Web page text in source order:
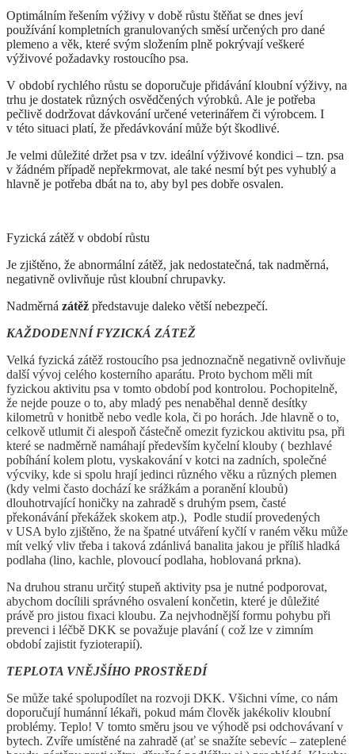
Optimálním řešením výživy v době růstu štěňat se dnes jeví
používání kompletních granulovaných směsí určených pro dané
plemeno a věk, které svým složením plně pokrývají veškeré
výživové požadavky rostoucího psa.
V období rychlého růstu se doporučuje přidávání kloubní výživy, na
trhu je dostatek různých osvědčených výrobků. Ale je potřeba
pečlivě dodržovat dávkování určené veterinářem či výrobcem. I
v této situaci platí, že předávkování může být škodlivé.
Je velmi důležité držet psa v tzv. ideální výživové kondici – tzn. psa
v žádném případě nepřekrmovat, ale také nesmí být pes vyhublý a
hlavně je potřeba dbát na to, aby byl pes dobře osvalen.
Fyzická zátěž v období růstu
Je zjištěno, že abnormální zátěž, jak nedostatečná, tak nadměrná,
negativně ovlivňuje růst kloubní chrupavky.
Nadměrná zátěž představuje daleko větší nebezpečí.
KAŽDODENNÍ FYZICKÁ ZÁTEŽ
Velká fyzická zátěž rostoucího psa jednoznačně negativně ovlivňuje
další vývoj celého kosterního aparátu. Proto bychom měli mít
fyzickou aktivitu psa v tomto období pod kontrolou. Pochopitelně,
že nejde pouze o to, aby mladý pes nenaběhal denně desítky
kilometrů v honitbě nebo vedle kola, či po horách. Jde hlavně o to,
celkově utlumit či alespoň částečně omezit fyzickou aktivitu psa, při
které se nadměrně namáhají především kyčelní klouby ( bezhlavé
pobíhání kolem plotu, vyskakování v kotci na zadních, společné
výcviky, kde si spolu hrají jedinci různého věku a různých plemen
(kdy velmi často dochází ke srážkám a poranění kloubů)
dlouhotrvající honičky na zahradě s druhým psem, časté
překonávání překážek skokem atp.), Podle studií provedených
v USA bylo zjištěno, že na špatné utváření kyčlí v raném věku může
mít velký vliv třeba i taková zdánlivá banalita jakou je příliš hladká
podlaha (lino, kachle, plovoucí podlaha, hoblovaná prkna).
Na druhou stranu určitý stupeň aktivity psa je nutné podporovat,
abychom docílili správného osvalení končetin, které je důležité
právě pro jistou fixaci kloubu. Za nejvhodnější formu pohybu při
prevenci i léčbě DKK se považuje plavání ( což lze v zimním
období zajistit fyzioterapií).
TEPLOTA VNĚJŠÍHO PROSTŘEDÍ
Se může také spolupodílet na rozvoji DKK. Všichni víme, co nám
doporučují humánní lékaři, pokud mám člověk jakékoliv kloubní
problémy. Teplo! V tomto směru jsou ve výhodě psi odchovávaní v
bytech. Zvíře umístěné na zahradě (ať se snažíte sebevíc – zateplené